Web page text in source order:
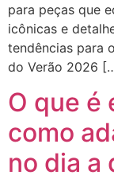
para peças que
icônicas e
tendências para
do Verão 2026
O que é
como
no dia a